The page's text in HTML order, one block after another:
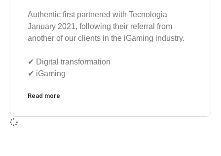
Authentic first partnered with Tecnologia
January 2021, following their referral from
another of our clients in the iGaming industry.
✔︎ Digital transformation
✔︎ iGaming
Read more